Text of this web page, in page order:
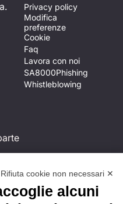
è
Privacy policy
Modifica
preferenze
Cookie
Faq
Lavora con noi
SA8000Phishing
Whistleblowing
Rifiuta cookie non necessari ✕
alcuni